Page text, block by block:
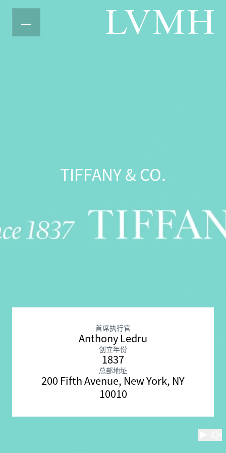
LVMH主页
TIFFANY & CO.
首席执行官
Anthony Ledru
创立年份
1837
总部地址
200 Fifth Avenue, New York, NY
10010